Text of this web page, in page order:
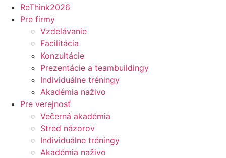
ReThink2026
Pre firmy
Vzdelávanie
Facilitácia
Konzultácie
Prezentácie a teambuildingy
Individuálne tréningy
Akadémia naživo
Pre verejnosť
Večerná akadémia
Stred názorov
Individuálne tréningy
Akadémia naživo